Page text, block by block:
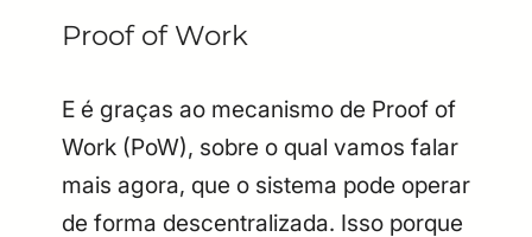
Proof of Work
E é graças ao mecanismo de Proof of
Work (PoW), sobre o qual vamos falar
mais agora, que o sistema pode operar
de forma descentralizada. Isso porque